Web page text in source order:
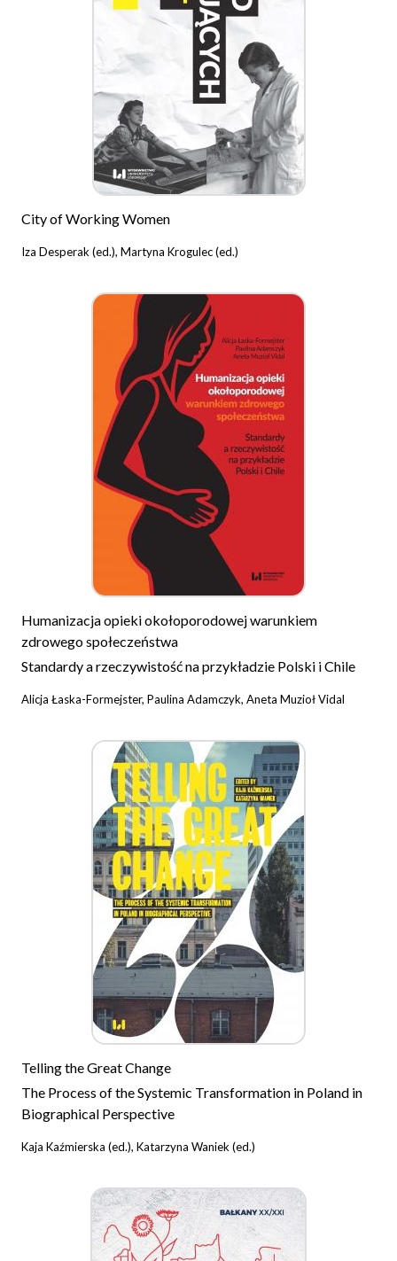
City of Working Women
Iza Desperak (ed.), Martyna Krogulec (ed.)
Humanizacja opieki okołoporodowej warunkiem
zdrowego społeczeństwa
Standardy a rzeczywistość na przykładzie Polski i Chile
Alicja Łaska-Formejster, Paulina Adamczyk, Aneta Muzioł Vidal
Telling the Great Change
The Process of the Systemic Transformation in Poland in
Biographical Perspective
Kaja Kaźmierska (ed.), Katarzyna Waniek (ed.)